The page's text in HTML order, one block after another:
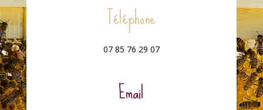
Téléphone
07 85 76 29 07
Email